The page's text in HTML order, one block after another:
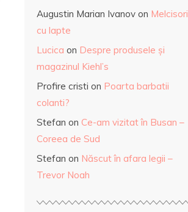
Augustin Marian Ivanov on Melcisori
cu lapte
Lucica on Despre produsele și
magazinul Kiehl’s
Profire cristi on Poarta barbatii
colanti?
Stefan on Ce-am vizitat în Busan –
Coreea de Sud
Stefan on Născut în afara legii –
Trevor Noah